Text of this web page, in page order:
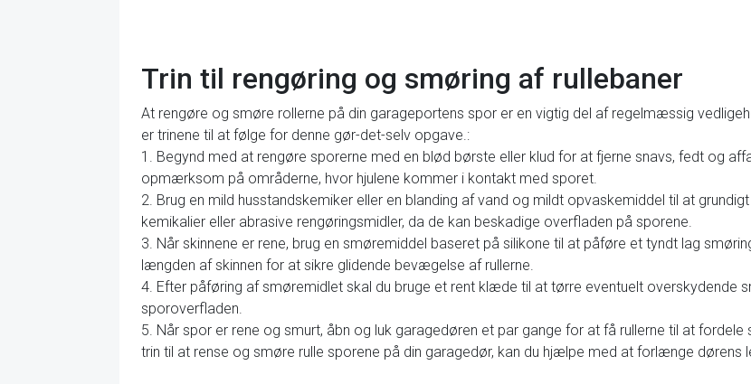
Trin til rengøring og smøring af rullebaner
At rengøre og smøre rollerne på din garageportens spor er en vigtig del af regelmæssig
er trinene til at følge for denne gør-det-selv opgave.:
1. Begynd med at rengøre sporerne med en blød børste eller klud for at fjerne snavs, fedt og
opmærksom på områderne, hvor hjulene kommer i kontakt med sporet.
2. Brug en mild husstandskemiker eller en blanding af vand og mildt opvaskemiddel til at
kemikalier eller abrasive rengøringsmidler, da de kan beskadige overfladen på sporene.
3. Når skinnene er rene, brug en smøremiddel baseret på silikone til at påføre et tyndt lag
længden af skinnen for at sikre glidende bevægelse af rullerne.
4. Efter påføring af smøremidlet skal du bruge et rent klæde til at tørre eventuelt overskydende
sporoverfladen.
5. Når spor er rene og smurt, åbn og luk garagedøren et par gange for at få rullerne til at
trin til at rense og smøre rulle sporene på din garagedør, kan du hjælpe med at forlænge dørens